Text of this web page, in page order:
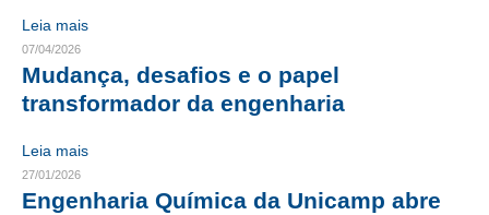
COMPOSIÇÃO
CONSELHOS ASSESSORES
NÚCLEO DA MULHER ENGENHEIRA
Leia mais
07/04/2026
Mudança, desafios e o papel
transformador da engenharia
Leia mais
27/01/2026
Engenharia Química da Unicamp abre